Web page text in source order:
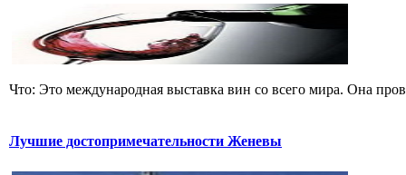
Что: Это международная выставка вин со всего мира. Она
Лучшие достопримечательности Женевы